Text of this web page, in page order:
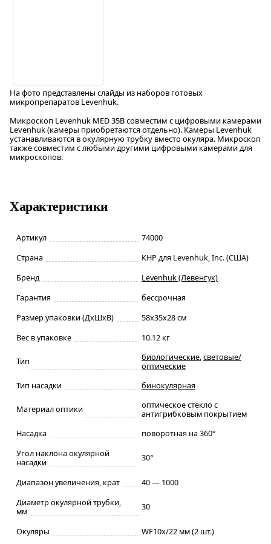
На фото представлены слайды из наборов готовых
микропрепаратов Levenhuk.
Микроскоп Levenhuk MED 35B совместим с цифровыми камерами
Levenhuk (камеры приобретаются отдельно). Камеры Levenhuk
устанавливаются в окулярную трубку вместо окуляра. Микроскоп
также совместим с любыми другими цифровыми камерами для
микроскопов.
Характеристики
Артикул
74000
Страна
КНР для Levenhuk, Inc. (США)
Бренд
Levenhuk (Левенгук)
Гарантия
бессрочная
Размер упаковки (ДxШxВ)
58x35x28 см
Вес в упаковке
10.12 кг
Тип биологические,световые/
оптические
Тип насадки
бинокулярная
Материал оптики
оптическое стекло с
антигрибковым покрытием
Насадка
поворотная на 360°
Угол наклона окулярной
насадки
30°
Диапазон увеличения, крат
40 — 1000
Диаметр окулярной трубки,
мм
30
Окуляры WF10x/22 мм (2 шт.)